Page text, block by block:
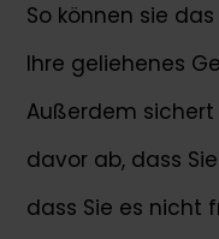
So können sie
Ihre geliehenes
Außerdem
davor ab, dass
dass Sie es nicht